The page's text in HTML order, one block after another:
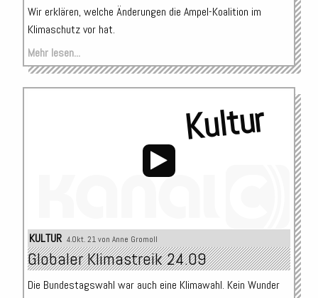
Wir erklären, welche Änderungen die Ampel-Koalition im
Klimaschutz vor hat.
Mehr lesen...
Kultur
Player
KULTUR 4.Okt. 21 von Anne Gromoll
Globaler Klimastreik 24.09
Die Bundestagswahl war auch eine Klimawahl. Kein Wunder